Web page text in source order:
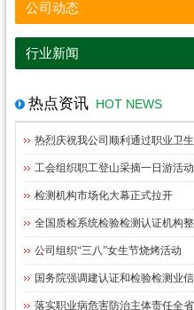
公司动态
行业新闻
热点资讯 HOT NEWS
工会组织职工登山采摘一日游活动
检测机构市场化大幕正式拉开
公司组织“三八”女生节烧烤活动